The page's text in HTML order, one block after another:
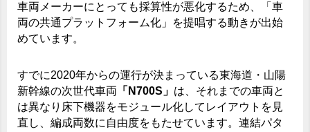
車両メーカーにとっても採算性が悪化するため、「車
両の共通プラットフォーム化」を提唱する動きが出始
めています。
すでに2020年からの運行が決まっている東海道・山陽
新幹線の次世代車両 「N700S」 は、それまでの車両と
は異なり床下機器をモジュール化してレイアウトを見
直し、編成両数に自由度をもたせています。連結パタ